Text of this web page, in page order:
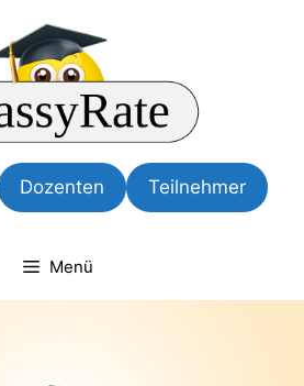
Dozenten Teilnehmer
Menü